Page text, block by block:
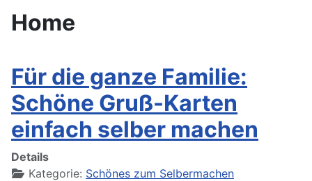
Home
Für die ganze Familie:
Schöne Gruß-Karten
einfach selber machen
Details
Kategorie: Schönes zum Selbermachen